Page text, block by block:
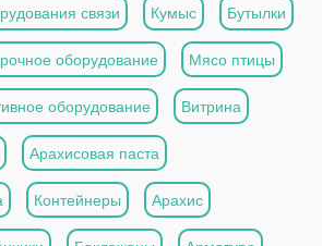
связи Кумыс Бутылки
оборудование Мясо птицы
оборудование Витрина
Арахисовая паста
Контейнеры Арахис